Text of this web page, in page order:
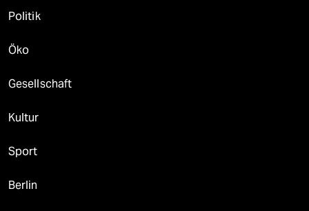
Politik
Öko
Gesellschaft
Kultur
Sport
Berlin